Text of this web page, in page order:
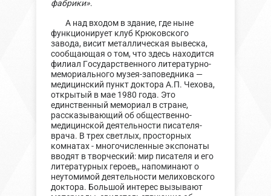
фабрики».
А над входом в здание, где ныне
функционирует клуб Крюковского
завода, висит металлическая вывеска,
сообщающая о том, что здесь находится
филиал Государственного литературно-
мемориального музея-заповедника —
медицинский пункт доктора А.П. Чехова,
открытый в мае 1980 года. Это
единственный мемориал в стране,
рассказывающий об общественно-
медицинской деятельности писателя-
врача. В трех светлых, просторных
комнатах - многочисленные экспонаты
вводят в творческий: мир писателя и его
литературных героев,, напоминают о
неутомимой деятельности мелиховского
доктора. Большой интерес вызывают